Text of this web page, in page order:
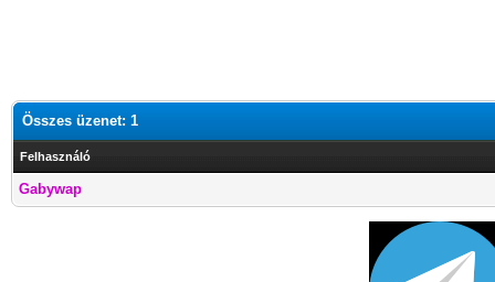
Összes üzenet: 1
Felhasználó
Gabywap